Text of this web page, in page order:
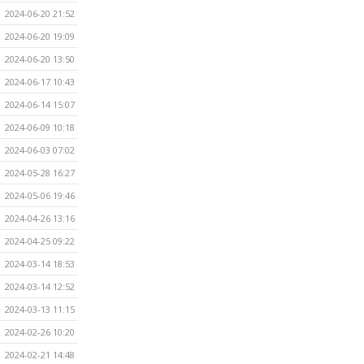
2024-06-20 21:52
2024-06-20 19:09
2024-06-20 13:50
2024-06-17 10:43
2024-06-14 15:07
2024-06-09 10:18
2024-06-03 07:02
2024-05-28 16:27
2024-05-06 19:46
2024-04-26 13:16
2024-04-25 09:22
2024-03-14 18:53
2024-03-14 12:52
2024-03-13 11:15
2024-02-26 10:20
2024-02-21 14:48